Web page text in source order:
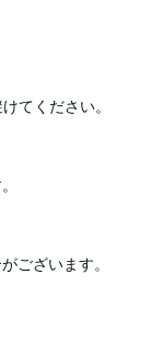
てください。
ございます。